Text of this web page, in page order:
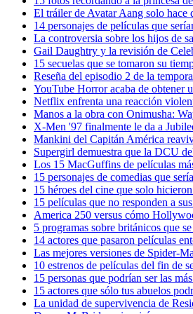
El tráiler de Avatar Aang solo hace
14 personajes de películas que
La controversia sobre los hijos de
Gail Daughtry y la revisión de
15 secuelas que se tomaron su
Reseña del episodio 2 de la
YouTube Horror acaba de obtener
Netflix enfrenta una reacción
Manos a la obra con Onimusha:
X-Men '97 finalmente le da a
Mankini del Capitán América
Supergirl demuestra que la DCU
Los 15 MacGuffins de películas
15 personajes de comedias que
15 héroes del cine que solo
15 películas que no responden a
America 250 versus cómo
5 programas sobre británicos que
14 actores que pasaron películas
Las mejores versiones de Spider-
10 estrenos de películas del fin de
15 personas que podrían ser las
15 actores que sólo tus abuelos
La unidad de supervivencia de